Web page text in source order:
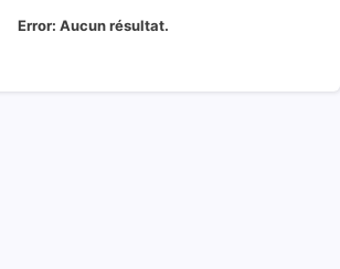
Error: Aucun résultat.